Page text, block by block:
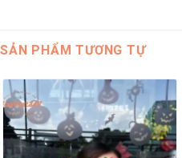
SẢN PHẨM TƯƠNG TỰ